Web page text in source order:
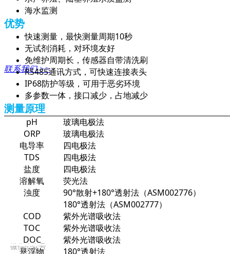
联系我们 >>
海水监测
优势
快速测量，最快测量周期10秒
无试剂消耗，对环境友好
免维护周期长，传感器自带清洗刷
RS485通讯方式，可快速连接表头
IP68防护等级，可用于恶劣环境
多参数一体，接口减少，占地减少
测量原理
pH
玻璃电极法
ORP
玻璃电极法
电导率
四电极法
TDS
四电极法
盐度
四电极法
溶解氧
荧光法
浊度
90°散射+180°透射法（ASM002776）
180°透射法（ASM002777）
COD
紫外光谱吸收法
TOC
紫外光谱吸收法
DOC
紫外光谱吸收法
悬浮物
180°透射法
微信公众号